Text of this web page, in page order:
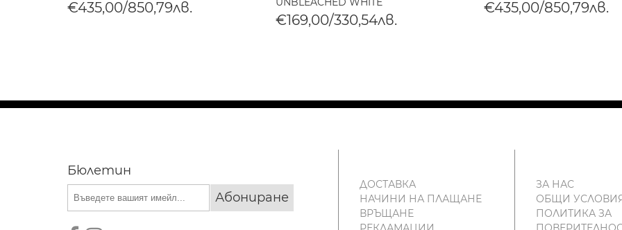
€435,00/850,79лв.
€169,00/330,54лв.
€435,00/850,79лв.
Бюлетин
Абониране
ДОСТАВКА
НАЧИНИ НА ПЛАЩАНЕ
ВРЪЩАНЕ
ЗА НАС
ОБЩИ
ПОЛИТИКА ЗА